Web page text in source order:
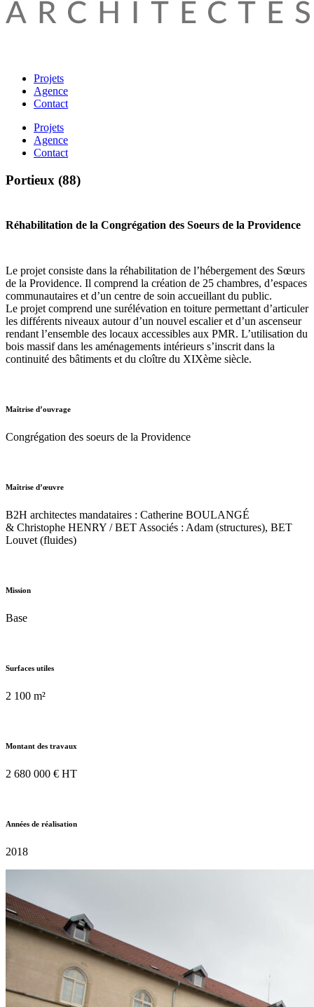
Projets
Agence
Contact
Projets
Agence
Contact
Portieux (88)
Réhabilitation de la Congrégation des Soeurs de la Providence
Le projet consiste dans la réhabilitation de l’hébergement des Sœurs
de la Providence. Il comprend la création de 25 chambres, d’espaces
communautaires et d’un centre de soin accueillant du public.
Le projet comprend une surélévation en toiture permettant d’articuler
les différents niveaux autour d’un nouvel escalier et d’un ascenseur
rendant l’ensemble des locaux accessibles aux PMR. L’utilisation du
bois massif dans les aménagements intérieurs s’inscrit dans la
continuité des bâtiments et du cloître du XIXème siècle.
Maîtrise d’ouvrage
Congrégation des soeurs de la Providence
Maîtrise d’œuvre
B2H architectes mandataires : Catherine BOULANGÉ
& Christophe HENRY / BET Associés : Adam (structures), BET
Louvet (fluides)
Mission
Base
Surfaces utiles
2 100 m²
Montant des travaux
2 680 000 € HT
Années de réalisation
2018